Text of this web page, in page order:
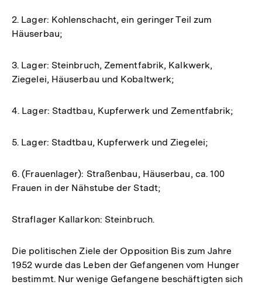
2. Lager: Kohlenschacht, ein geringer Teil zum
Häuserbau;
3. Lager: Steinbruch, Zementfabrik, Kalkwerk,
Ziegelei, Häuserbau und Kobaltwerk;
4. Lager: Stadtbau, Kupferwerk und Zementfabrik;
5. Lager: Stadtbau, Kupferwerk und Ziegelei;
6. (Frauenlager): Straßenbau, Häuserbau, ca. 100
Frauen in der Nähstube der Stadt;
Straflager Kallarkon: Steinbruch.
Die politischen Ziele der Opposition Bis zum Jahre
1952 wurde das Leben der Gefangenen vom Hunger
bestimmt. Nur wenige Gefangene beschäftigten sich